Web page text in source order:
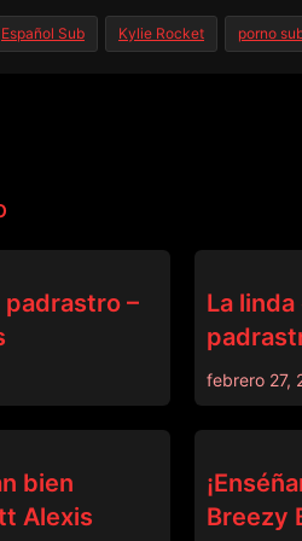
Español Sub Kylie Rocket porno
padrastro –
La
febrero 27,
bien
Alexis
Breezy